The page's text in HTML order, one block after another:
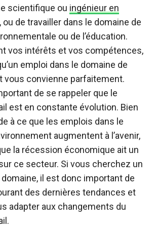
scientifique ou ingénieur en
, ou de travailler dans le domaine de
ou de l’éducation.
vos intérêts et vos compétences,
emploi dans le domaine de
vous convienne parfaitement.
de se rappeler que le
est en constante évolution. Bien
à ce que les emplois dans le
augmentent à l’avenir,
la récession économique ait un
ce secteur. Si vous cherchez un
il est donc important de
des dernières tendances et
adapter aux changements du